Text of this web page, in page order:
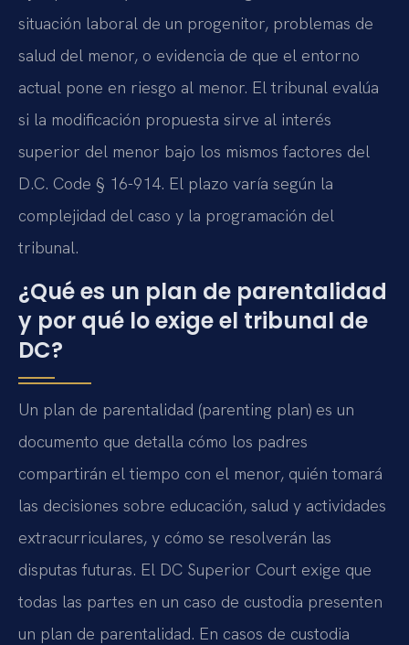
situación laboral de un progenitor, problemas de
salud del menor, o evidencia de que el entorno
actual pone en riesgo al menor. El tribunal evalúa
si la modificación propuesta sirve al interés
superior del menor bajo los mismos factores del
D.C. Code § 16-914. El plazo varía según la
complejidad del caso y la programación del
tribunal.
¿Qué es un plan de parentalidad
y por qué lo exige el tribunal de
DC?
Un plan de parentalidad (parenting plan) es un
documento que detalla cómo los padres
compartirán el tiempo con el menor, quién tomará
las decisiones sobre educación, salud y actividades
extracurriculares, y cómo se resolverán las
disputas futuras. El DC Superior Court exige que
todas las partes en un caso de custodia presenten
un plan de parentalidad. En casos de custodia